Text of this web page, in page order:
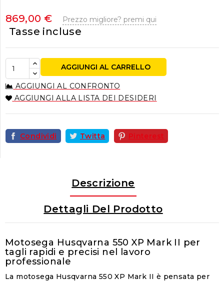
869,00 € Prezzo migliore? premi qui
Tasse incluse
AGGIUNGI AL CARRELLO
AGGIUNGI AL CONFRONTO
AGGIUNGI ALLA LISTA DEI DESIDERI
Condividi Twitta Pinterest
Descrizione
Dettagli Del Prodotto
Motosega Husqvarna 550 XP Mark II per
tagli rapidi e precisi nel lavoro
professionale
La motosega Husqvarna 550 XP Mark II è pensata per